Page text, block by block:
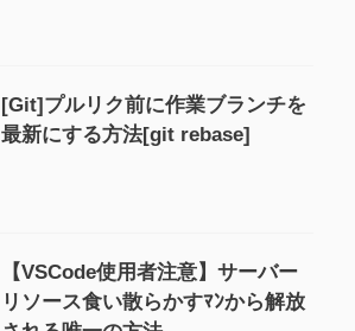
[Git]プルリク前に作業ブランチを
最新にする方法[git rebase]
【VSCode使用者注意】サーバー
リソース食い散らかすﾏﾝから解放